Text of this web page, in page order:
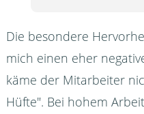
Die besondere
mich einen eher
käme der Mitarbeiter
Hüfte". Bei hohem